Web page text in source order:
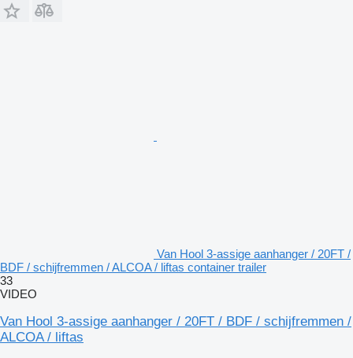
Van Hool 3-assige aanhanger / 20FT /
BDF / schijfremmen / ALCOA / liftas container trailer
33
VIDEO
Van Hool 3-assige aanhanger / 20FT / BDF / schijfremmen /
ALCOA / liftas